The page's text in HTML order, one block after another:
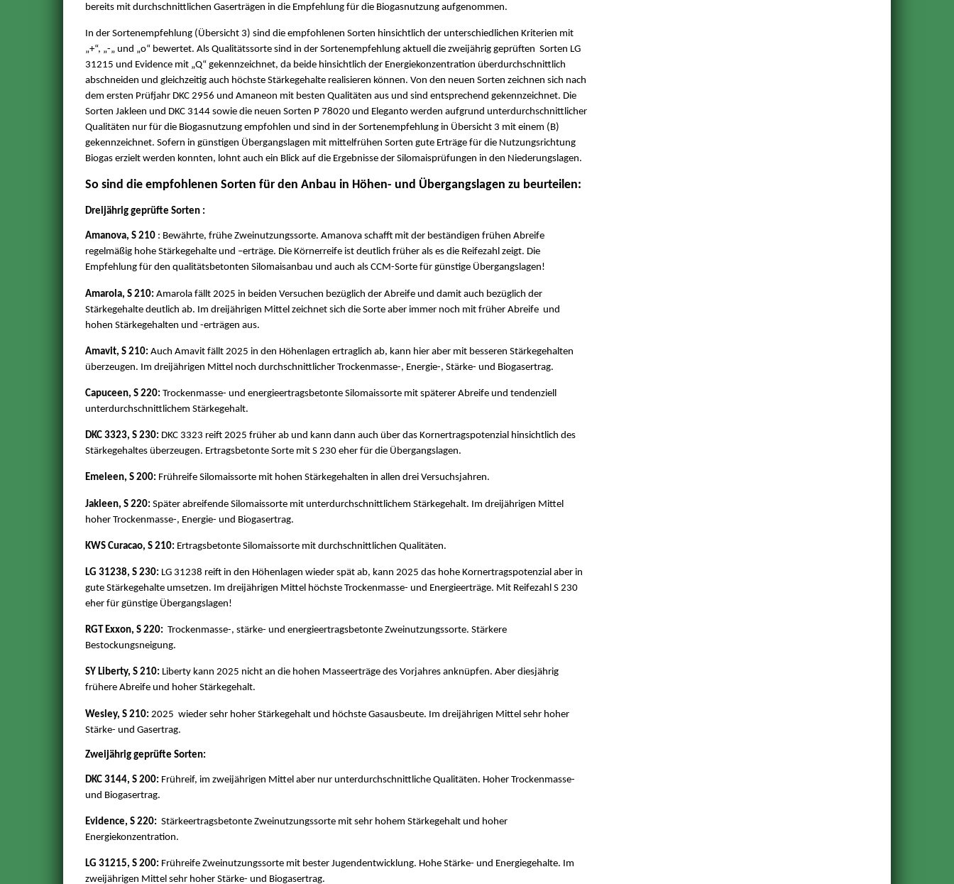
bereits mit durchschnittlichen Gaserträgen in die Empfehlung für die Biogasnutzung aufgenommen.
In der Sortenempfehlung (Übersicht 3) sind die empfohlenen Sorten hinsichtlich der unterschiedlichen Kriterien mit
„+“, „-„ und „o“ bewertet. Als Qualitätssorte sind in der Sortenempfehlung aktuell die zweijährig geprüften Sorten LG
31215 und Evidence mit „Q“ gekennzeichnet, da beide hinsichtlich der Energiekonzentration überdurchschnittlich
abschneiden und gleichzeitig auch höchste Stärkegehalte realisieren können. Von den neuen Sorten zeichnen sich nach
dem ersten Prüfjahr DKC 2956 und Amaneon mit besten Qualitäten aus und sind entsprechend gekennzeichnet. Die
Sorten Jakleen und DKC 3144 sowie die neuen Sorten P 78020 und Eleganto werden aufgrund unterdurchschnittlicher
Qualitäten nur für die Biogasnutzung empfohlen und sind in der Sortenempfehlung in Übersicht 3 mit einem (B)
gekennzeichnet. Sofern in günstigen Übergangslagen mit mittelfrühen Sorten gute Erträge für die Nutzungsrichtung
Biogas erzielt werden konnten, lohnt auch ein Blick auf die Ergebnisse der Silomaisprüfungen in den Niederungslagen.
So sind die empfohlenen Sorten für den Anbau in Höhen- und Übergangslagen zu beurteilen:
Dreijährig geprüfte Sorten :
Amanova, S 210 : Bewährte, frühe Zweinutzungssorte. Amanova schafft mit der beständigen frühen Abreife
regelmäßig hohe Stärkegehalte und –erträge. Die Körnerreife ist deutlich früher als es die Reifezahl zeigt. Die
Empfehlung für den qualitätsbetonten Silomaisanbau und auch als CCM-Sorte für günstige Übergangslagen!
Amarola, S 210: Amarola fällt 2025 in beiden Versuchen bezüglich der Abreife und damit auch bezüglich der
Stärkegehalte deutlich ab. Im dreijährigen Mittel zeichnet sich die Sorte aber immer noch mit früher Abreife und
hohen Stärkegehalten und -erträgen aus.
Amavit, S 210: Auch Amavit fällt 2025 in den Höhenlagen ertraglich ab, kann hier aber mit besseren Stärkegehalten
überzeugen. Im dreijährigen Mittel noch durchschnittlicher Trockenmasse-, Energie-, Stärke- und Biogasertrag.
Capuceen, S 220: Trockenmasse- und energieertragsbetonte Silomaissorte mit späterer Abreife und tendenziell
unterdurchschnittlichem Stärkegehalt.
DKC 3323, S 230: DKC 3323 reift 2025 früher ab und kann dann auch über das Kornertragspotenzial hinsichtlich des
Stärkegehaltes überzeugen. Ertragsbetonte Sorte mit S 230 eher für die Übergangslagen.
Emeleen, S 200: Frühreife Silomaissorte mit hohen Stärkegehalten in allen drei Versuchsjahren.
Jakleen, S 220: Später abreifende Silomaissorte mit unterdurchschnittlichem Stärkegehalt. Im dreijährigen Mittel
hoher Trockenmasse-, Energie- und Biogasertrag.
KWS Curacao, S 210: Ertragsbetonte Silomaissorte mit durchschnittlichen Qualitäten.
LG 31238, S 230: LG 31238 reift in den Höhenlagen wieder spät ab, kann 2025 das hohe Kornertragspotenzial aber in
gute Stärkegehalte umsetzen. Im dreijährigen Mittel höchste Trockenmasse- und Energieerträge. Mit Reifezahl S 230
eher für günstige Übergangslagen!
RGT Exxon, S 220: Trockenmasse-, stärke- und energieertragsbetonte Zweinutzungssorte. Stärkere
Bestockungsneigung.
SY Liberty, S 210: Liberty kann 2025 nicht an die hohen Masseerträge des Vorjahres anknüpfen. Aber diesjährig
frühere Abreife und hoher Stärkegehalt.
Wesley, S 210: 2025 wieder sehr hoher Stärkegehalt und höchste Gasausbeute. Im dreijährigen Mittel sehr hoher
Stärke- und Gasertrag.
Zweijährig geprüfte Sorten:
DKC 3144, S 200: Frühreif, im zweijährigen Mittel aber nur unterdurchschnittliche Qualitäten. Hoher Trockenmasse-
und Biogasertrag.
Evidence, S 220: Stärkeertragsbetonte Zweinutzungssorte mit sehr hohem Stärkegehalt und hoher
Energiekonzentration.
LG 31215, S 200: Frühreife Zweinutzungssorte mit bester Jugendentwicklung. Hohe Stärke- und Energiegehalte. Im
zweijährigen Mittel sehr hoher Stärke- und Biogasertrag.